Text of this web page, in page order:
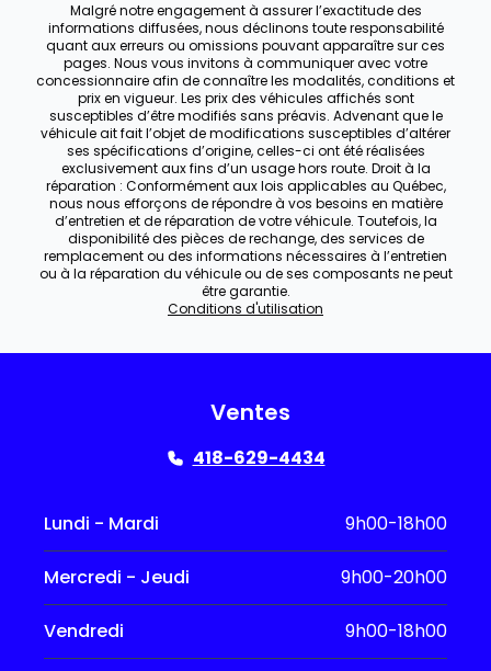
Malgré notre engagement à assurer l’exactitude des
informations diffusées, nous déclinons toute responsabilité
quant aux erreurs ou omissions pouvant apparaître sur ces
pages. Nous vous invitons à communiquer avec votre
concessionnaire afin de connaître les modalités, conditions et
prix en vigueur. Les prix des véhicules affichés sont
susceptibles d’être modifiés sans préavis. Advenant que le
véhicule ait fait l’objet de modifications susceptibles d’altérer
ses spécifications d’origine, celles-ci ont été réalisées
exclusivement aux fins d’un usage hors route. Droit à la
réparation : Conformément aux lois applicables au Québec,
nous nous efforçons de répondre à vos besoins en matière
d’entretien et de réparation de votre véhicule. Toutefois, la
disponibilité des pièces de rechange, des services de
remplacement ou des informations nécessaires à l’entretien
ou à la réparation du véhicule ou de ses composants ne peut
être garantie.
Conditions d'utilisation
Ventes
418-629-4434
Lundi - Mardi 9h00-18h00
Mercredi - Jeudi 9h00-20h00
Vendredi 9h00-18h00